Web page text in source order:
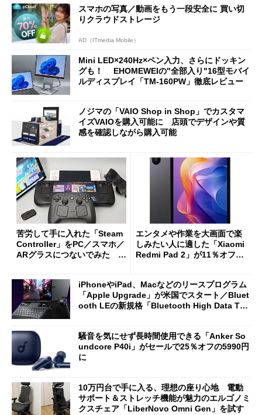
スマホの写真／動画をもう一段安全に 買い切
りクラウドストレージ
AD（ITmedia Mobile）
Mini LED×240Hz×ペン入力、さらにドッキン
グも！ EHOMEWEIの"全部入り"16型モバイ
ルディスプレイ「TM-160PW」徹底レビュー
ノジマの「VAIO Shop in Shop」でカスタマ
イズVAIOを購入可能に 店頭でデザインや質
感を確認しながら購入可能
苦労して手に入れた「Steam
Controller」をPC／スマホ／
ARグラスにつないでみた ゲ
エンタメや作業を大画面で楽
しみたい人に適した「Xiaomi
Redmi Pad 2」が11％オフの
iPhoneやiPad、Macなどのリースプログラム
「Apple Upgrade」が米国でスタート／Bluet
ooth LEの新規格「Bluetooth High Data Thr
騒音を気にせず長時間使用できる「Anker So
undcore P40i」がセールで25％オフの5990円
に
10万円台で手に入る、理想の座り心地 電動
サポート＆ストレッチ機能が魅力のエルゴノミ
クスチェア「LiberNovo Omni Gen」を試す